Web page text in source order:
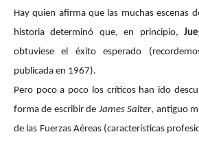
Hay quien afirma que las muchas escenas
historia determinó que, en principio,
obtuviese el éxito esperado
publicada en 1967).
Pero poco a poco los críticos han ido
forma de escribir de James Salter, antiguo
de las Fuerzas Aéreas (características